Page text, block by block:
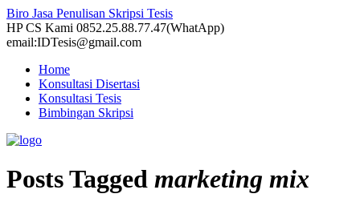
Biro Jasa Penulisan Skripsi Tesis
HP CS Kami 0852.25.88.77.47(WhatApp)
email:IDTesis@gmail.com
Home
Konsultasi Disertasi
Konsultasi Tesis
Bimbingan Skripsi
Posts Tagged marketing mix